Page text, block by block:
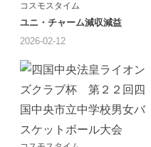
コスモスタイム
ユニ・チャーム減収減益
2026-02-12